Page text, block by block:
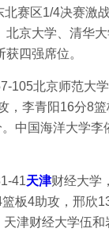
赛区1/4决赛激战
北京大学、清华
四强席位。
105北京师范大
，李青阳16分8
中国海洋大学李
41天津财经大学
板4助攻，邢欣
津财经大学伍和